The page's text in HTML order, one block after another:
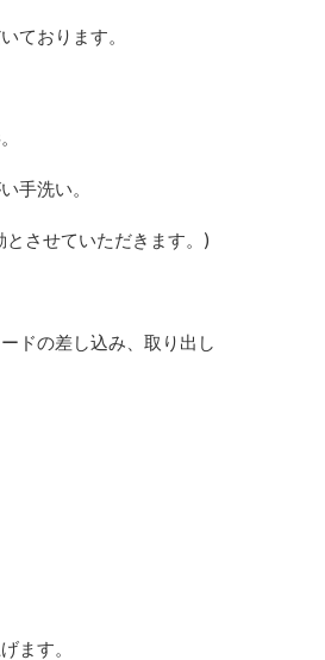
ております。
手洗い。
させていただきます。)
ドの差し込み、取り出し
ます。